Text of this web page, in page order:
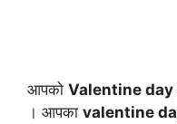
आपको Valentine
। आपका valentine